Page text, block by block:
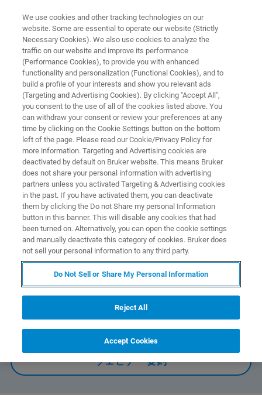
ナノメカニカル試験 ウェビナー
【日産アークｘブルカー共催】
ナノインデンテーションを用い
た複合分析技術のご紹介
接合界面における複合分析事例から測定解析手法・基礎
まで～
ウェビナー要約
We use cookies and other tracking technologies on our
website. Some are essential to operate our website (Strictly
Necessary Cookies). We also use cookies to analyze the
traffic on our website and improve its performance
(Performance Cookies), to provide you with enhanced
functionality and personalization (Functional Cookies), and to
build a profile of your interests and show you relevant ads
(Targeting and Advertising Cookies). By clicking "Accept All",
you consent to the use of all of the cookies listed above. You
can withdraw your consent or review your preferences at any
time by clicking on the Cookie Settings button on the bottom
left of the page. Please read our Cookie/Privacy Policy for
more information. Targeting and Advertising cookies are
deactivated by default on Bruker website. This means Bruker
does not share your personal information with advertising
partners unless you activated Targeting & Advertising cookies
in the past. If you have activated them, you can deactivate
them by clicking the Do not Share my personal Information
button in this banner. This will disable any cookies that had
been turned on. Alternatively, you can open the cookie settings
and manually deactivate this category of cookies. Bruker does
not sell your personal information to any third party.
Do Not Sell or Share My Personal Information
Reject All
Accept Cookies